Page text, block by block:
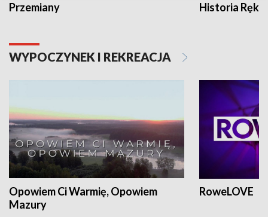
Przemiany Historia Ręką
WYPOCZYNEK I REKREACJA
Opowiem Ci Warmię, Opowiem
Mazury
RoweLOVE